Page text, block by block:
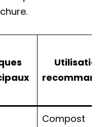
Utilisation
Compost